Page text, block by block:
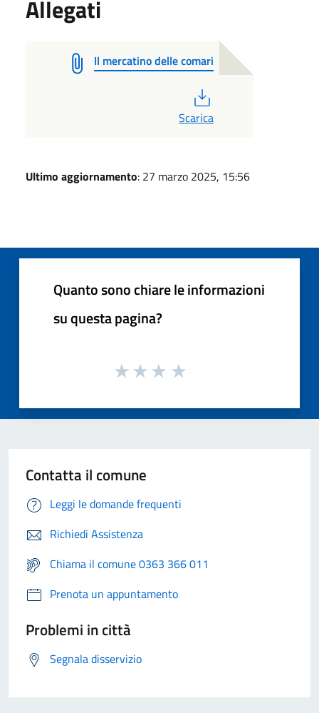
Allegati
Il mercatino delle comari
Scarica
Ultimo aggiornamento: 27 marzo 2025, 15:56
Quanto sono chiare le informazioni
su questa pagina?
Contatta il comune
Leggi le domande frequenti
Richiedi Assistenza
Chiama il comune 0363 366 011
Prenota un appuntamento
Problemi in città
Segnala disservizio